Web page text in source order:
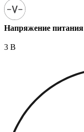
Напряжение питания
3 В